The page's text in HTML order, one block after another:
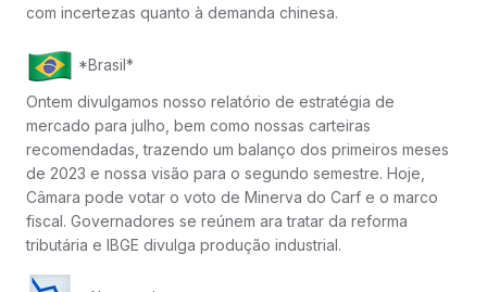
com incertezas quanto à demanda chinesa.
*Brasil*
Ontem divulgamos nosso relatório de estratégia de
mercado para julho, bem como nossas carteiras
recomendadas, trazendo um balanço dos primeiros meses
de 2023 e nossa visão para o segundo semestre. Hoje,
Câmara pode votar o voto de Minerva do Carf e o marco
fiscal. Governadores se reúnem ara tratar da reforma
tributária e IBGE divulga produção industrial.